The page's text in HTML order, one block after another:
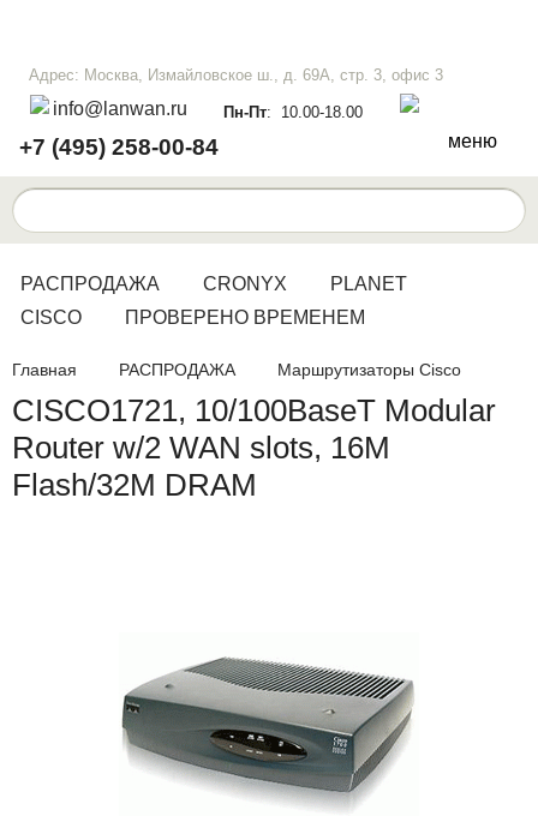
Адрес: Москва, Измайловское ш., д. 69А, стр. 3, офис 3
info@lanwan.ru Пн-Пт: 10.00-18.00
+7 (495) 258-00-84 меню
РАСПРОДАЖА CRONYX
PLANET
CISCO
ПРОВЕРЕНО ВРЕМЕНЕМ
Главная РАСПРОДАЖА Маршрутизаторы Cisco
CISCO1721, 10/100BaseT Modular
Router w/2 WAN slots, 16M
Flash/32M DRAM